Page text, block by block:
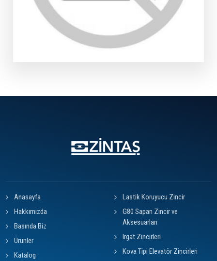
Anasayfa
Hakkımızda
Basında Biz
Ürünler
Katalog
Lastik Koruyucu Zincir
G80 Sapan Zincir ve
Aksesuarları
Irgat Zincirleri
Kova Tipi Elevatör Zincirleri